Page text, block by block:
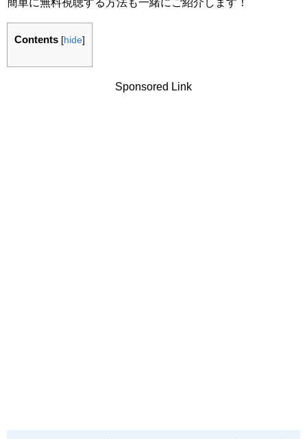
簡単に無料視聴する方法も一緒にご紹介します！
Contents [hide]
Sponsored Link